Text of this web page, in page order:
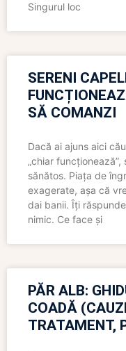
Singurul loc
SERENI
SĂ COMANZI
Dacă ai ajuns aici
„chiar
sănătos. Piața de
exagerate, așa că
dai banii. Îți
nimic. Ce face și
PĂR ALB:
COADĂ
TRATAMENT,